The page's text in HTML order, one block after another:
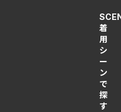
着
用
シ
ー
ン
で
探
す